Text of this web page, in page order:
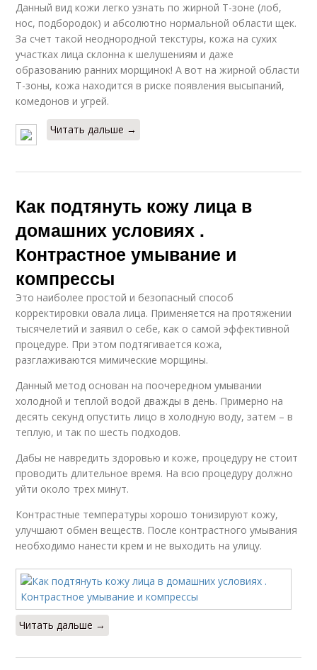
Данный вид кожи легко узнать по жирной Т-зоне (лоб,
нос, подбородок) и абсолютно нормальной области щек.
За счет такой неоднородной текстуры, кожа на сухих
участках лица склонна к шелушениям и даже
образованию ранних морщинок! А вот на жирной области
Т-зоны, кожа находится в риске появления высыпаний,
комедонов и угрей.
Читать дальше →
Как подтянуть кожу лица в
домашних условиях .
Контрастное умывание и
компрессы
Это наиболее простой и безопасный способ
корректировки овала лица. Применяется на протяжении
тысячелетий и заявил о себе, как о самой эффективной
процедуре. При этом подтягивается кожа,
разглаживаются мимические морщины.
Данный метод основан на поочередном умывании
холодной и теплой водой дважды в день. Примерно на
десять секунд опустить лицо в холодную воду, затем – в
теплую, и так по шесть подходов.
Дабы не навредить здоровью и коже, процедуру не стоит
проводить длительное время. На всю процедуру должно
уйти около трех минут.
Контрастные температуры хорошо тонизируют кожу,
улучшают обмен веществ. После контрастного умывания
необходимо нанести крем и не выходить на улицу.
Читать дальше →